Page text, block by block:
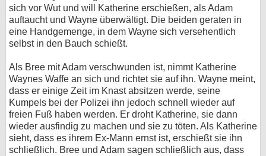
sich vor Wut und will Katherine erschießen, als Adam
auftaucht und Wayne überwältigt. Die beiden geraten in
eine Handgemenge, in dem Wayne sich versehentlich
selbst in den Bauch schießt.
Als Bree mit Adam verschwunden ist, nimmt Katherine
Waynes Waffe an sich und richtet sie auf ihn. Wayne meint,
dass er einige Zeit im Knast absitzen werde, seine
Kumpels bei der Polizei ihn jedoch schnell wieder auf
freien Fuß haben werden. Er droht Katherine, sie dann
wieder ausfindig zu machen und sie zu töten. Als Katherine
sieht, dass es ihrem Ex-Mann ernst ist, erschießt sie ihn
schließlich. Bree und Adam sagen schließlich aus, dass